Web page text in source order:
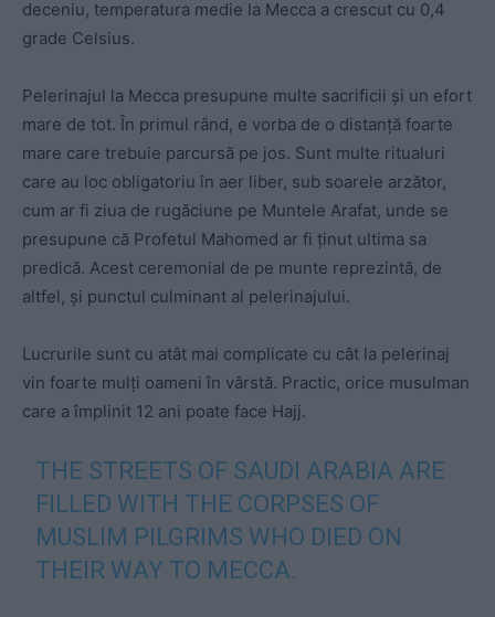
deceniu, temperatura medie la Mecca a crescut cu 0,4
grade Celsius.
Pelerinajul la Mecca presupune multe sacrificii și un efort
mare de tot. În primul rând, e vorba de o distanță foarte
mare care trebuie parcursă pe jos. Sunt multe ritualuri
care au loc obligatoriu în aer liber, sub soarele arzător,
cum ar fi ziua de rugăciune pe Muntele Arafat, unde se
presupune că Profetul Mahomed ar fi ținut ultima sa
predică. Acest ceremonial de pe munte reprezintă, de
altfel, și punctul culminant al pelerinajului.
Lucrurile sunt cu atât mai complicate cu cât la pelerinaj
vin foarte mulți oameni în vârstă. Practic, orice musulman
care a împlinit 12 ani poate face Hajj.
THE STREETS OF SAUDI ARABIA ARE
FILLED WITH THE CORPSES OF
MUSLIM PILGRIMS WHO DIED ON
THEIR WAY TO MECCA.